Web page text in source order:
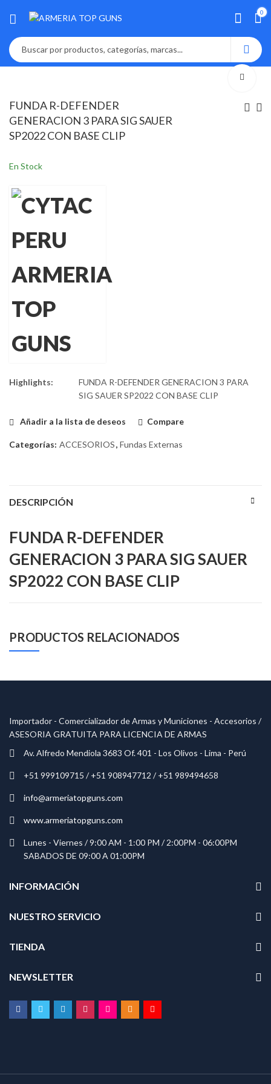
0
FUNDA R-DEFENDER
GENERACION 3 PARA SIG SAUER
SP2022 CON BASE CLIP
En Stock
Highlights:
FUNDA R-DEFENDER GENERACION 3 PARA
SIG SAUER SP2022 CON BASE CLIP
Añadir a la lista de deseos Compare
Categorías: ACCESORIOS, Fundas Externas
DESCRIPCIÓN
FUNDA R-DEFENDER
GENERACION 3 PARA SIG SAUER
SP2022 CON BASE CLIP
PRODUCTOS RELACIONADOS
Importador - Comercializador de Armas y Municiones - Accesorios /
ASESORIA GRATUITA PARA LICENCIA DE ARMAS
Av. Alfredo Mendiola 3683 Of. 401 - Los Olivos - Lima - Perú
+51 999109715 / +51 908947712 / +51 989494658
info@armeriatopguns.com
www.armeriatopguns.com
Lunes - Viernes / 9:00 AM - 1:00 PM / 2:00PM - 06:00PM
SABADOS DE 09:00 A 01:00PM
INFORMACIÓN
NUESTRO SERVICIO
TIENDA
NEWSLETTER